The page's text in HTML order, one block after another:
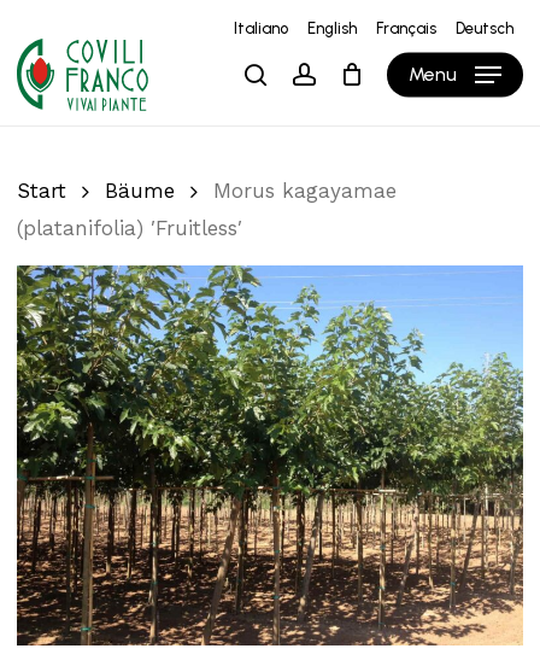
main
content
Italiano English Français Deutsch
searchaccount Menu
Warenkorb Close
Cart
Start Bäume
Morus kagayamae
(platanifolia) ′Fruitless′